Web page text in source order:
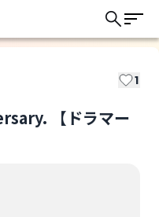
1
【ドラマー